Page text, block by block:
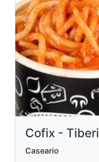
Cofix -
Caseario